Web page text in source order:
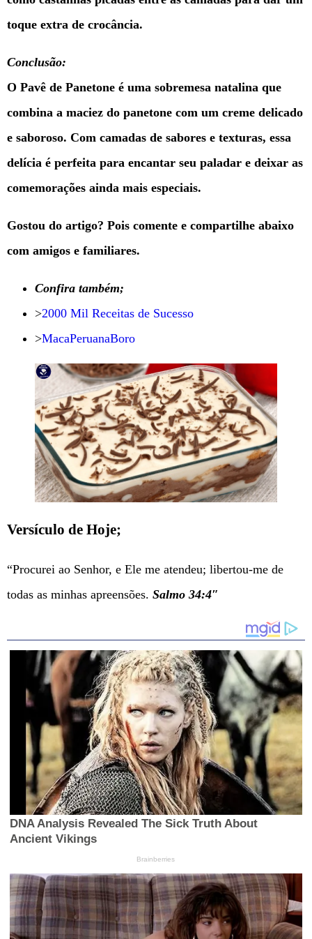
toque extra de crocância.
Conclusão:
O Pavê de Panetone é uma sobremesa natalina que
combina a maciez do panetone com um creme delicado
e saboroso. Com camadas de sabores e texturas, essa
delícia é perfeita para encantar seu paladar e deixar as
comemorações ainda mais especiais.
Gostou do artigo? Pois comente e compartilhe abaixo
com amigos e familiares.
Confira também;
>2000 Mil Receitas de Sucesso
>MacaPeruanaBoro
Versículo de Hoje;
“Procurei ao Senhor, e Ele me atendeu; libertou-me de
todas as minhas apreensões. Salmo 34:4″